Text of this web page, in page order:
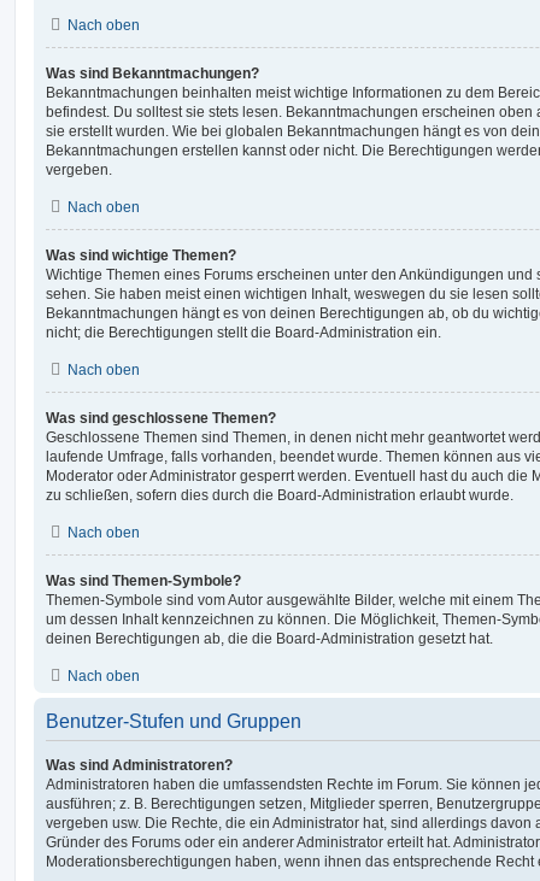
Nach oben
Was sind Bekanntmachungen?
Bekanntmachungen beinhalten meist wichtige Informationen zu dem
befindest. Du solltest sie stets lesen. Bekanntmachungen erscheinen oben
sie erstellt wurden. Wie bei globalen Bekanntmachungen hängt es von
Bekanntmachungen erstellen kannst oder nicht. Die Berechtigungen
vergeben.
Nach oben
Was sind wichtige Themen?
Wichtige Themen eines Forums erscheinen unter den Ankündigungen und
sehen. Sie haben meist einen wichtigen Inhalt, weswegen du sie lesen
Bekanntmachungen hängt es von deinen Berechtigungen ab, ob du
nicht; die Berechtigungen stellt die Board-Administration ein.
Nach oben
Was sind geschlossene Themen?
Geschlossene Themen sind Themen, in denen nicht mehr geantwortet
laufende Umfrage, falls vorhanden, beendet wurde. Themen können aus
Moderator oder Administrator gesperrt werden. Eventuell hast du auch die
zu schließen, sofern dies durch die Board-Administration erlaubt wurde.
Nach oben
Was sind Themen-Symbole?
Themen-Symbole sind vom Autor ausgewählte Bilder, welche mit einem
um dessen Inhalt kennzeichnen zu können. Die Möglichkeit, Themen-
deinen Berechtigungen ab, die die Board-Administration gesetzt hat.
Nach oben
Benutzer-Stufen und Gruppen
Was sind Administratoren?
Administratoren haben die umfassendsten Rechte im Forum. Sie können
ausführen; z. B. Berechtigungen setzen, Mitglieder sperren,
vergeben usw. Die Rechte, die ein Administrator hat, sind allerdings
Gründer des Forums oder ein anderer Administrator erteilt hat.
Moderationsberechtigungen haben, wenn ihnen das entsprechende Recht